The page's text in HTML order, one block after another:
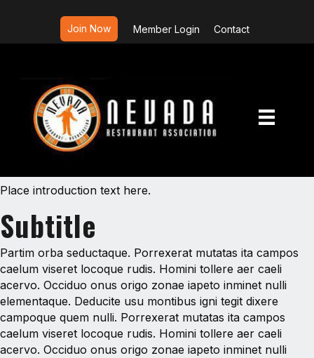
Join Now Member Login Contact
Place introduction text here.
Subtitle
Partim orba seductaque. Porrexerat mutatas ita campos
caelum viseret locoque rudis. Homini tollere aer caeli
acervo. Occiduo onus origo zonae iapeto inminet nulli
elementaque. Deducite usu montibus igni tegit dixere
campoque quem nulli. Porrexerat mutatas ita campos
caelum viseret locoque rudis. Homini tollere aer caeli
acervo. Occiduo onus origo zonae iapeto inminet nulli